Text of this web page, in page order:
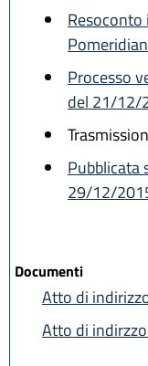
Processo
del 21/12/
Pubblicata
29/12/
Documenti
Atto di
Atto di